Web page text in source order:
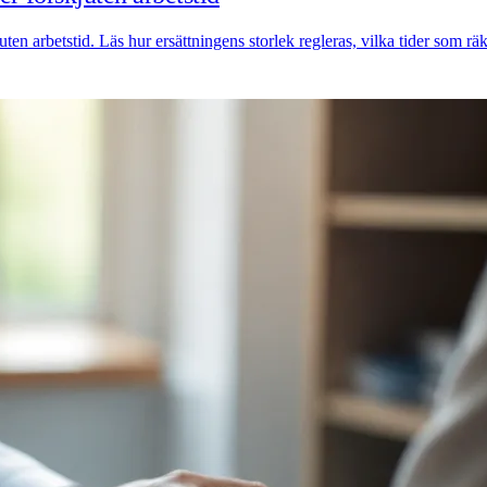
arbetstid. Läs hur ersättningens storlek regleras, vilka tider som